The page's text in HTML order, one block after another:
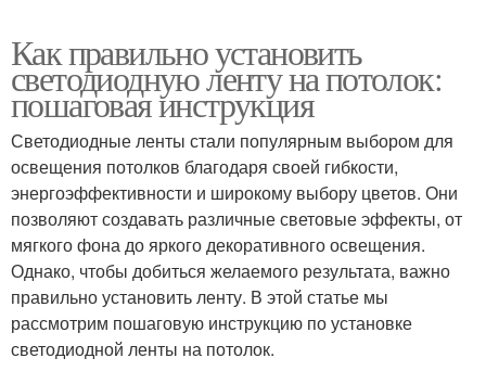
Как правильно установить
светодиодную ленту на потолок:
пошаговая инструкция
Светодиодные ленты стали популярным выбором для
освещения потолков благодаря своей гибкости,
энергоэффективности и широкому выбору цветов. Они
позволяют создавать различные световые эффекты, от
мягкого фона до яркого декоративного освещения.
Однако, чтобы добиться желаемого результата, важно
правильно установить ленту. В этой статье мы
рассмотрим пошаговую инструкцию по установке
светодиодной ленты на потолок.